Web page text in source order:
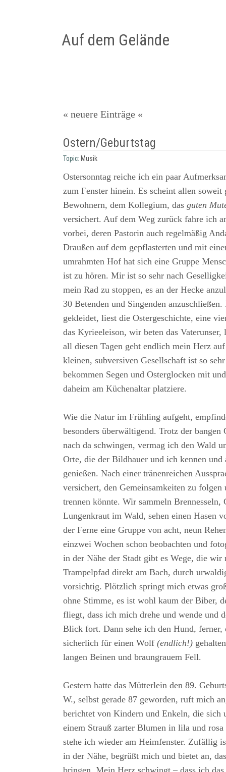
Auf dem Gelände
« neuere Einträge «
Ostern/Geburtstag
Topic: Musik
Ostersonntag reiche ich ein paar
zum Fenster hinein. Es scheint allen soweit
Bewohnern, dem Kollegium, das guten
versichert. Auf dem Weg zurück fahre ich
vorbei, deren Pastorin auch regelmäßig
Draußen auf dem gepflasterten und mit
umrahmten Hof hat sich eine Gruppe
ist zu hören. Mir ist so sehr nach
mein Rad zu stoppen, es an der Hecke
30 Betenden und Singenden
gekleidet, liest die Ostergeschichte, eine
das Kyrieeleison, wir beten das Vaterunser,
all diesen Tagen geht endlich mein Herz
kleinen, subversiven Gesellschaft ist so
bekommen Segen und Osterglocken mit
daheim am Küchenaltar platziere.
Wie die Natur im Frühling aufgeht,
besonders überwältigend. Trotz der bangen
nach da schwingen, vermag ich den Wald
Orte, die der Bildhauer und ich kennen und
genießen. Nach einer tränenreichen
versichert, den Gemeinsamkeiten zu folgen
trennen könnte. Wir sammeln Brennesseln,
Lungenkraut im Wald, sehen einen Hasen
der Ferne eine Gruppe von acht, neun
einzwei Wochen schon beobachten und
in der Nähe der Stadt gibt es Wege, die wir
Trampelpfad direkt am Bach, durch
vorsichtig. Plötzlich springt mich etwas
ohne Stimme, es ist wohl kaum der Biber,
fliegt, dass ich mich drehe und wende und
Blick fort. Dann sehe ich den Hund,
sicherlich für einen Wolf (endlich!)
langen Beinen und braungrauem Fell.
Gestern hatte das Mütterlein den 89.
W., selbst gerade 87 geworden, ruft mich
berichtet von Kindern und Enkeln, die sich
einem Strauß zarter Blumen in lila und
stehe ich wieder am Heimfenster. Zufällig
in der Nähe, begrüßt mich und bietet an,
bringen. Mein Herz schwingt – dass ich